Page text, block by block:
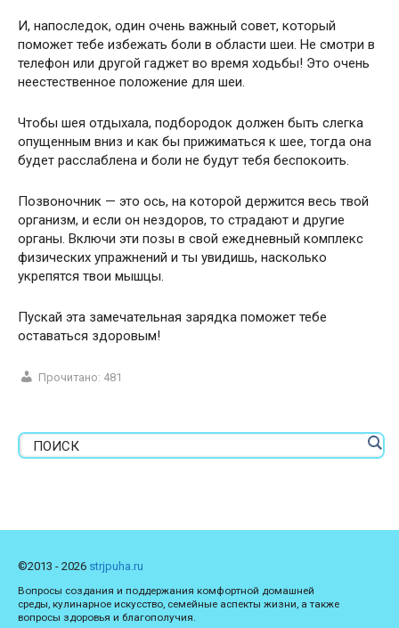
И, напоследок, один очень важный совет, который
поможет тебе избежать боли в области шеи. Не смотри в
телефон или другой гаджет во время ходьбы! Это очень
неестественное положение для шеи.
Чтобы шея отдыхала, подбородок должен быть слегка
опущенным вниз и как бы прижиматься к шее, тогда она
будет расслаблена и боли не будут тебя беспокоить.
Позвоночник — это ось, на которой держится весь твой
организм, и если он нездоров, то страдают и другие
органы. Включи эти позы в свой ежедневный комплекс
физических упражнений и ты увидишь, насколько
укрепятся твои мышцы.
Пускай эта замечательная зарядка поможет тебе
оставаться здоровым!
Прочитано: 481
©2013 - 2026 strjpuha.ru
Вопросы создания и поддержания комфортной домашней
среды, кулинарное искусство, семейные аспекты жизни, а также
вопросы здоровья и благополучия.